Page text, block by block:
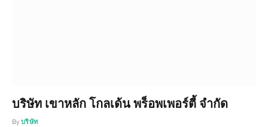
บริษัท เขาหลัก โกลเด้น พร็อพเพอร์ตี้ จำกัด
By บริษัท